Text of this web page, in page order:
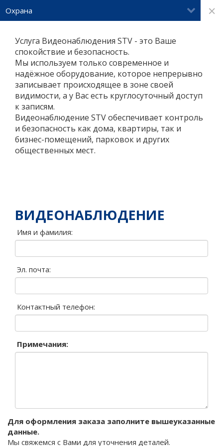
Охрана ×
Услуга Видеонаблюдения STV - это Ваше
спокойствие и безопасность.
Мы используем только современное и
надёжное оборудование, которое непрерывно
записывает происходящее в зоне своей
видимости, а у Вас есть круглосуточный доступ
к записям.
Видеонаблюдение STV обеспечивает контроль
и безопасность как дома, квартиры, так и
бизнес-помещений, парковок и других
общественных мест.
ВИДЕОНАБЛЮДЕНИЕ
Имя и фамилия:
Эл. почта:
Контактный телефон:
Примечания:
Для оформления заказа заполните вышеуказанные
данные.
Мы свяжемся с Вами для уточнения деталей.